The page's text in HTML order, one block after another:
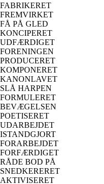
FABRIKERET
FREMVIRKET
FÅ PÅ GLED
KONCIPERET
UDFÆRDIGET
FORENINGEN
PRODUCERET
KOMPONERET
KANONLAVET
SLÅ HARPEN
FORMULERET
BEVÆGELSEN
POETISERET
UDARBEJDET
ISTANDGJORT
FORARBEJDET
FORFÆRDIGET
RÅDE BOD PÅ
SNEDKERERET
AKTIVISERET